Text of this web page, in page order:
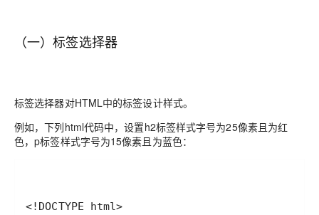
（一）标签选择器
标签选择器对HTML中的标签设计样式。
例如，下列html代码中，设置h2标签样式字号为25像素且为红
色，p标签样式字号为15像素且为蓝色：